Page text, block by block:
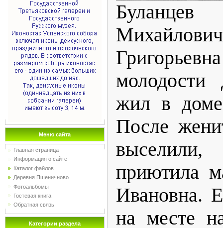
Меню сайта
Главная страница
Информация о сайте
Каталог файлов
Деревня Пшеничново
Фотоальбомы
Гостевая книга
Обратная связь
Категории раздела
жил в
После
приютила
Ивановна.
на месте